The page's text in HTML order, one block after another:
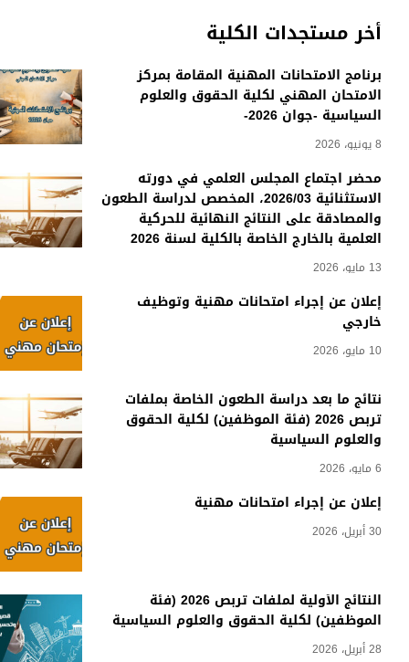
أخر مستجدات الكلية
برنامج الامتحانات المهنية المقامة بمركز
الامتحان المهني لكلية الحقوق والعلوم
السياسية -جوان 2026-
8 يونيو، 2026
محضر اجتماع المجلس العلمي في دورته
الاستثنائية 2026/03، المخصص لدراسة الطعون
والمصادقة على النتائج النهائية للحركية
العلمية بالخارج الخاصة بالكلية لسنة 2026
13 مايو، 2026
إعلان عن إجراء امتحانات مهنية وتوظيف
خارجي
10 مايو، 2026
نتائج ما بعد دراسة الطعون الخاصة بملفات
تربص 2026 (فئة الموظفين) لكلية الحقوق
والعلوم السياسية
6 مايو، 2026
إعلان عن إجراء امتحانات مهنية
30 أبريل، 2026
النتائج الأولية لملفات تربص 2026 (فئة
الموظفين) لكلية الحقوق والعلوم السياسية
28 أبريل، 2026